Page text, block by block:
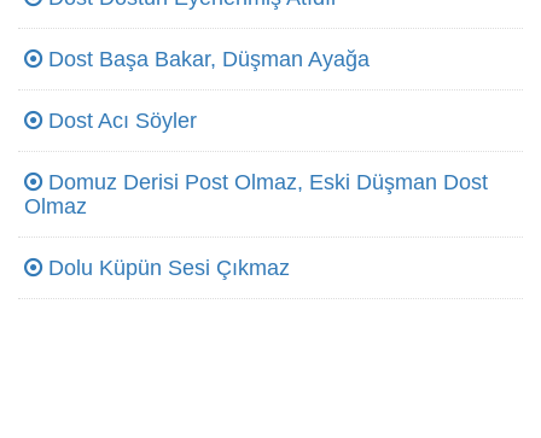
Dost Başa Bakar, Düşman Ayağa
Dost Acı Söyler
Domuz Derisi Post Olmaz, Eski Düşman Dost
Olmaz
Dolu Küpün Sesi Çıkmaz